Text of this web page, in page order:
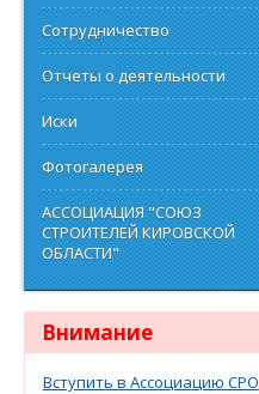
Сотрудничество
Отчеты о деятельности
Иски
Фотогалерея
АССОЦИАЦИЯ "СОЮЗ
СТРОИТЕЛЕЙ КИРОВСКОЙ
ОБЛАСТИ"
Внимание
Вступить в Ассоциацию СРО